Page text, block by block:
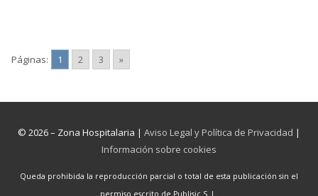
Páginas: 1 2 3 »
© 2026 – Zona Hospitalaria | Aviso Legal y Política de Privacidad |
Información sobre cookies
Queda prohibida la reproducción parcial o total de esta publicación sin el
permiso escrito de Publisic S. L.